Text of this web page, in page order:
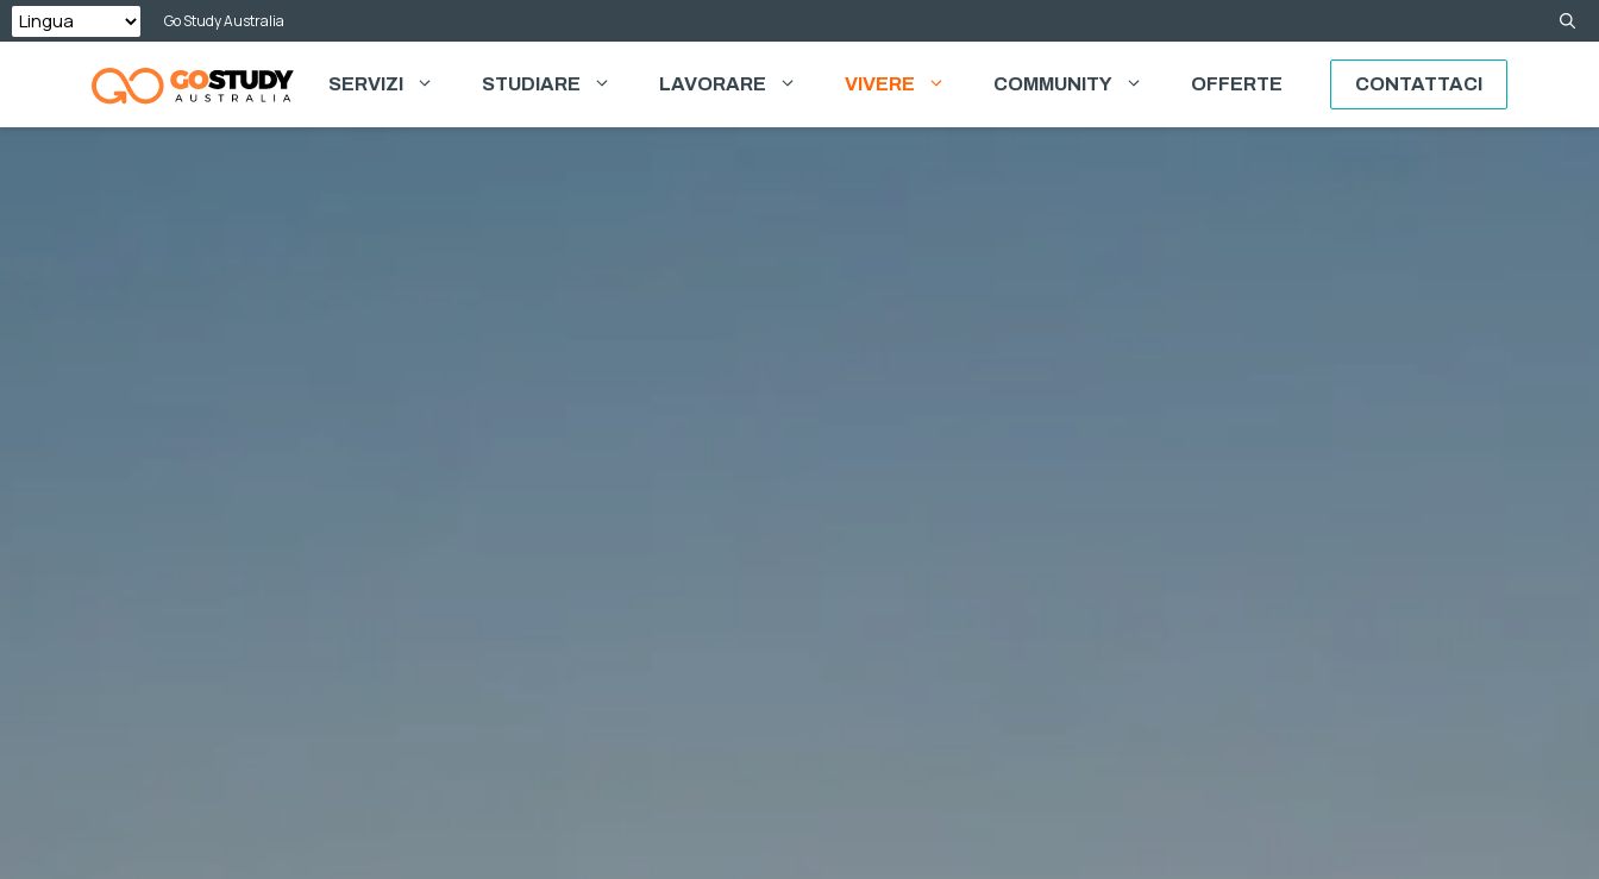
Vai
contenuto
Go Study Australia
SERVIZI STUDIARE LAVORARE VIVERE COMMUNITY OFFERTE CONTATTACI